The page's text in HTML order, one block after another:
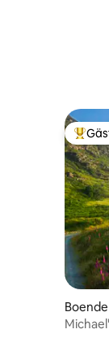
Boende